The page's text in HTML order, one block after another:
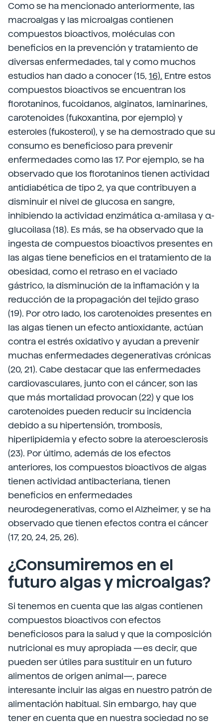
Como se ha mencionado anteriormente, las
macroalgas y las microalgas contienen
compuestos bioactivos, moléculas con
beneficios en la prevención y tratamiento de
diversas enfermedades, tal y como muchos
estudios han dado a conocer (15, 16). Entre estos
compuestos bioactivos se encuentran los
florotaninos, fucoidanos, alginatos, laminarines,
carotenoides (fukoxantina, por ejemplo) y
esteroles (fukosterol), y se ha demostrado que su
consumo es beneficioso para prevenir
enfermedades como las 17. Por ejemplo, se ha
observado que los florotaninos tienen actividad
antidiabética de tipo 2, ya que contribuyen a
disminuir el nivel de glucosa en sangre,
inhibiendo la actividad enzimática α-amilasa y α-
glucoilasa (18). Es más, se ha observado que la
ingesta de compuestos bioactivos presentes en
las algas tiene beneficios en el tratamiento de la
obesidad, como el retraso en el vaciado
gástrico, la disminución de la inflamación y la
reducción de la propagación del tejido graso
(19). Por otro lado, los carotenoides presentes en
las algas tienen un efecto antioxidante, actúan
contra el estrés oxidativo y ayudan a prevenir
muchas enfermedades degenerativas crónicas
(20, 21). Cabe destacar que las enfermedades
cardiovasculares, junto con el cáncer, son las
que más mortalidad provocan (22) y que los
carotenoides pueden reducir su incidencia
debido a su hipertensión, trombosis,
hiperlipidemia y efecto sobre la ateroesclerosis
(23). Por último, además de los efectos
anteriores, los compuestos bioactivos de algas
tienen actividad antibacteriana, tienen
beneficios en enfermedades
neurodegenerativas, como el Alzheimer, y se ha
observado que tienen efectos contra el cáncer
(17, 20, 24, 25, 26).
¿Consumiremos en el
futuro algas y microalgas?
Si tenemos en cuenta que las algas contienen
compuestos bioactivos con efectos
beneficiosos para la salud y que la composición
nutricional es muy apropiada —es decir, que
pueden ser útiles para sustituir en un futuro
alimentos de origen animal—, parece
interesante incluir las algas en nuestro patrón de
alimentación habitual. Sin embargo, hay que
tener en cuenta que en nuestra sociedad no se